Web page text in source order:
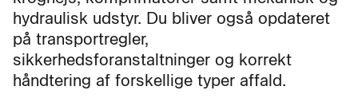
hydraulisk udstyr. Du bliver også opdateret
på transportregler,
sikkerhedsforanstaltninger og korrekt
håndtering af forskellige typer affald.